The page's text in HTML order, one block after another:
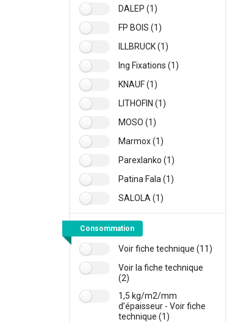
DALEP (1)
FP BOIS (1)
ILLBRUCK (1)
Ing Fixations (1)
KNAUF (1)
LITHOFIN (1)
MOSO (1)
Marmox (1)
Parexlanko (1)
Patina Fala (1)
SALOLA (1)
Consommation
Voir fiche technique (11)
Voir la fiche technique
(2)
1,5 kg/m2/mm
d’épaisseur - Voir fiche
technique (1)